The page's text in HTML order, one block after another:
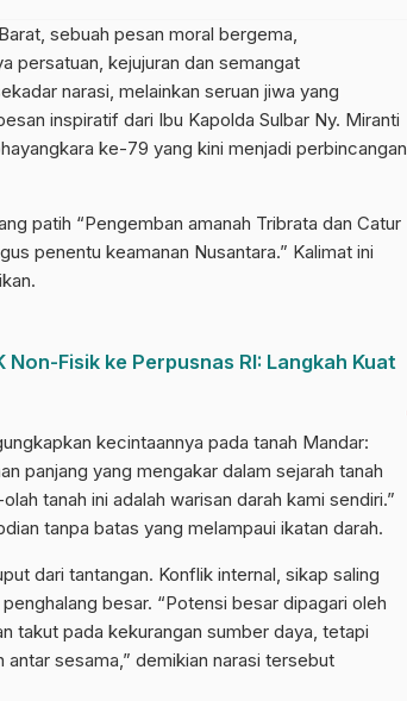
sebuah pesan moral bergema,
persatuan, kejujuran dan semangat
narasi, melainkan seruan jiwa yang
inspiratif dari Ibu Kapolda Sulbar Ny. Miranti
ke-79 yang kini menjadi perbincangan
patih “Pengemban amanah Tribrata dan Catur
penentu keamanan Nusantara.” Kalimat ini
Fisik ke Perpusnas RI: Langkah Kuat
kecintaannya pada tanah Mandar:
panjang yang mengakar dalam sejarah tanah
tanah ini adalah warisan darah kami sendiri.”
tanpa batas yang melampaui ikatan darah.
dari tantangan. Konflik internal, sikap saling
besar. “Potensi besar dipagari oleh
takut pada kekurangan sumber daya, tetapi
sesama,” demikian narasi tersebut